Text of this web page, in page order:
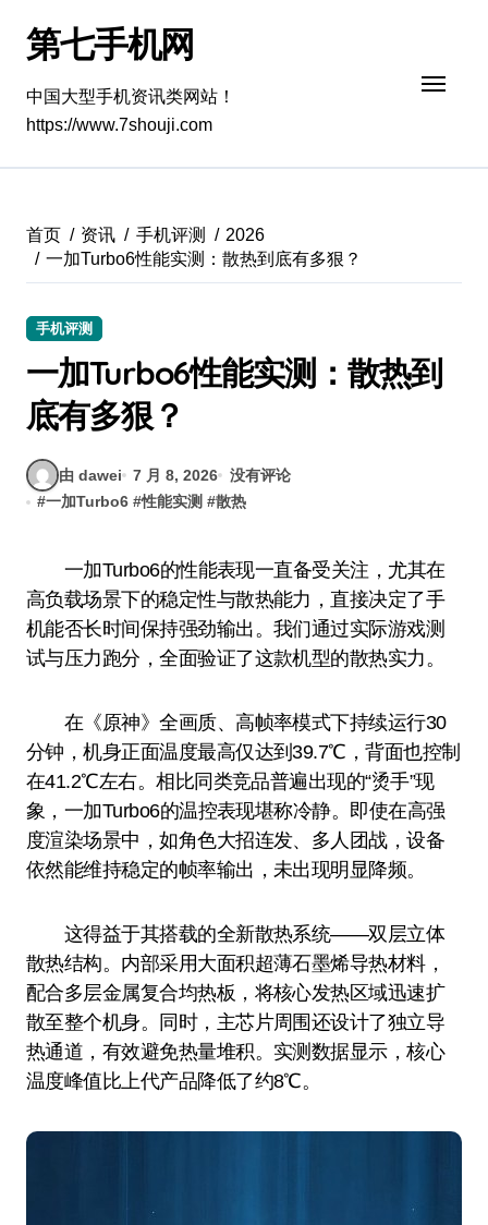
第七手机网
中国大型手机资讯类网站！
https://www.7shouji.com
首页 资讯 手机评测
2026
一加Turbo6性能实测：散热到底有多狠？
手机评测
一加Turbo6性能实测：散热到
底有多狠？
由 dawei 7 月 8, 2026
没有评论
#一加Turbo6 #性能实测 #散热
一加Turbo6的性能表现一直备受关注，尤其在
高负载场景下的稳定性与散热能力，直接决定了手
机能否长时间保持强劲输出。我们通过实际游戏测
试与压力跑分，全面验证了这款机型的散热实力。
在《原神》全画质、高帧率模式下持续运行30
分钟，机身正面温度最高仅达到39.7℃，背面也控制
在41.2℃左右。相比同类竞品普遍出现的“烫手”现
象，一加Turbo6的温控表现堪称冷静。即使在高强
度渲染场景中，如角色大招连发、多人团战，设备
依然能维持稳定的帧率输出，未出现明显降频。
这得益于其搭载的全新散热系统——双层立体
散热结构。内部采用大面积超薄石墨烯导热材料，
配合多层金属复合均热板，将核心发热区域迅速扩
散至整个机身。同时，主芯片周围还设计了独立导
热通道，有效避免热量堆积。实测数据显示，核心
温度峰值比上代产品降低了约8℃。